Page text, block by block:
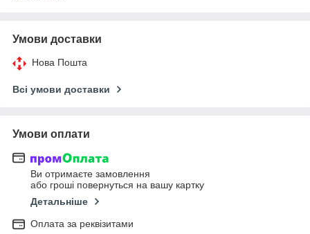
Умови доставки
Нова Пошта
Всі умови доставки
Умови оплати
Ви отримаєте замовлення
або гроші повернуться на вашу картку
Детальніше
Оплата за реквізитами